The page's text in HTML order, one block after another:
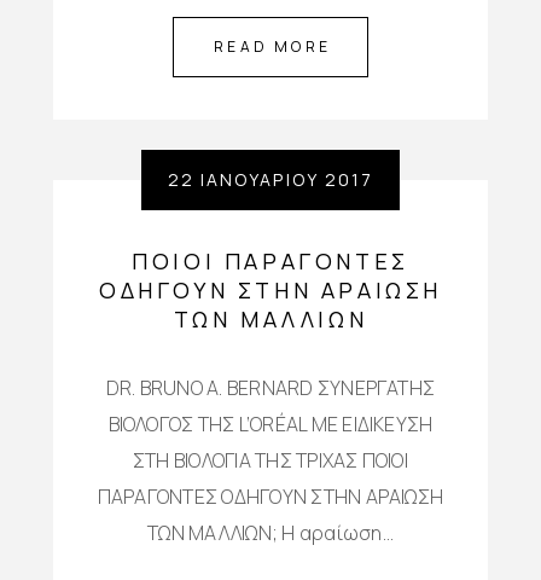
READ MORE
22 ΙΑΝΟΥΑΡΊΟΥ 2017
ΠΟΙΟΊ ΠΑΡΆΓΟΝΤΕΣ
ΟΔΗΓΟΎΝ ΣΤΗΝ ΑΡΑΊΩΣΗ
ΤΩΝ ΜΑΛΛΙΏΝ
DR. BRUNO A. BERNARD ΣΥΝΕΡΓΑΤΗΣ
ΒΙΟΛΟΓΟΣ ΤΗΣ L’ORÉAL ΜΕ ΕΙΔΙΚΕΥΣΗ
ΣΤΗ ΒΙΟΛΟΓΙΑ ΤΗΣ ΤΡΙΧΑΣ ΠΟΙΟΙ
ΠΑΡΑΓΟΝΤΕΣ ΟΔΗΓΟΥΝ ΣΤΗΝ ΑΡΑΙΩΣΗ
ΤΩΝ ΜΑΛΛΙΩΝ; Η αραίωση…